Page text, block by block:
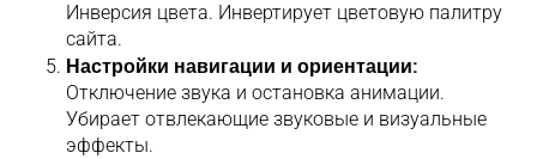
Инверсия цвета. Инвертирует цветовую палитру
сайта.
Настройки навигации и ориентации:
Отключение звука и остановка анимации.
Убирает отвлекающие звуковые и визуальные
эффекты.